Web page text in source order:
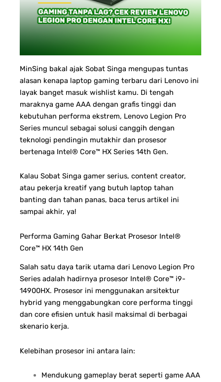
MinSing bakal ajak Sobat Singa mengupas tuntas
alasan kenapa laptop gaming terbaru dari Lenovo ini
layak banget masuk wishlist kamu. Di tengah
maraknya game AAA dengan grafis tinggi dan
kebutuhan performa ekstrem, Lenovo Legion Pro
Series muncul sebagai solusi canggih dengan
teknologi pendingin mutakhir dan prosesor
bertenaga Intel® Core™ HX Series 14th Gen.
Kalau Sobat Singa gamer serius, content creator,
atau pekerja kreatif yang butuh laptop tahan
banting dan tahan panas, baca terus artikel ini
sampai akhir, ya!
Performa Gaming Gahar Berkat Prosesor Intel®
Core™ HX 14th Gen
Salah satu daya tarik utama dari Lenovo Legion Pro
Series adalah hadirnya prosesor Intel® Core™ i9-
14900HX. Prosesor ini menggunakan arsitektur
hybrid yang menggabungkan core performa tinggi
dan core efisien untuk hasil maksimal di berbagai
skenario kerja.
Kelebihan prosesor ini antara lain:
Mendukung gameplay berat seperti game AAA